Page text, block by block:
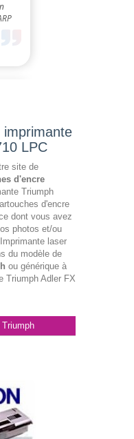
imprimante
LPC
site de
d'encre
Triumph
d'encre
dont vous avez
photos et/ou
laser
du modèle de
ou générique à
Triumph Adler FX